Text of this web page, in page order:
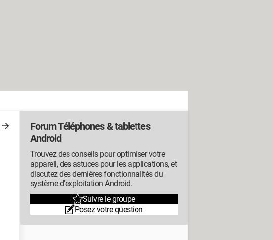
Forum Téléphones & tablettes
Android
Trouvez des conseils pour optimiser votre
appareil, des astuces pour les applications, et
discutez des dernières fonctionnalités du
système d'exploitation Android.
Suivre le groupe
Posez votre question